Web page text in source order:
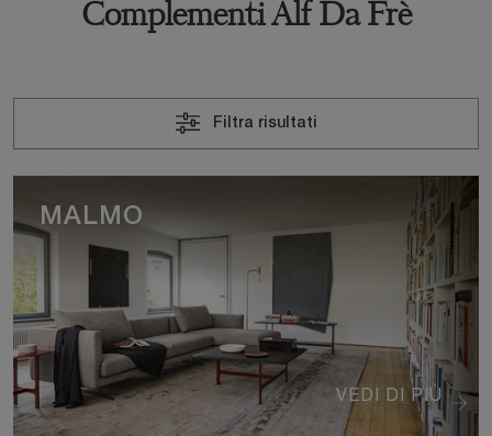
Complementi Alf Da Frè
Filtra risultati
VEDI DI PIÙ
MALMO